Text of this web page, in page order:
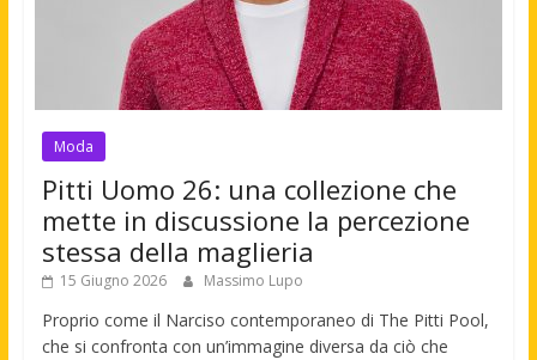
Moda
Pitti Uomo 26: una collezione che
mette in discussione la percezione
stessa della maglieria
15 Giugno 2026 Massimo Lupo
Proprio come il Narciso contemporaneo di The Pitti Pool,
che si confronta con un’immagine diversa da ciò che